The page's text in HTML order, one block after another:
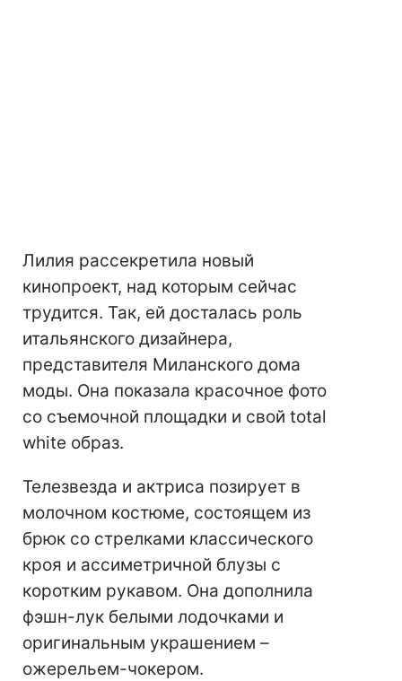
Лилия рассекретила новый
кинопроект, над которым сейчас
трудится. Так, ей досталась роль
итальянского дизайнера,
представителя Миланского дома
моды. Она показала красочное фото
со съемочной площадки и свой total
white образ.
Телезвезда и актриса позирует в
молочном костюме, состоящем из
брюк со стрелками классического
кроя и ассиметричной блузы с
коротким рукавом. Она дополнила
фэшн-лук белыми лодочками и
оригинальным украшением –
ожерельем-чокером.